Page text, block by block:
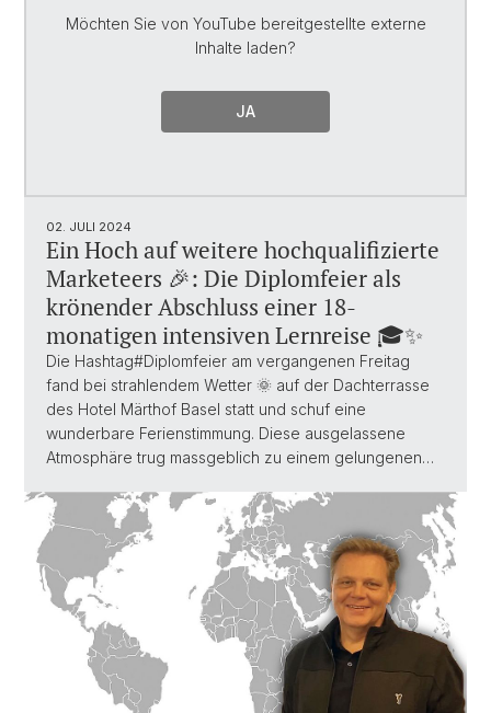
Möchten Sie von YouTube bereitgestellte externe
Inhalte laden?
JA
02. JULI 2024
Ein Hoch auf weitere hochqualifizierte
Marketeers 🎉: Die Diplomfeier als
krönender Abschluss einer 18-
monatigen intensiven Lernreise 🎓✨
Die Hashtag#Diplomfeier am vergangenen Freitag
fand bei strahlendem Wetter 🌞 auf der Dachterrasse
des Hotel Märthof Basel statt und schuf eine
wunderbare Ferienstimmung. Diese ausgelassene
Atmosphäre trug massgeblich zu einem gelungenen…